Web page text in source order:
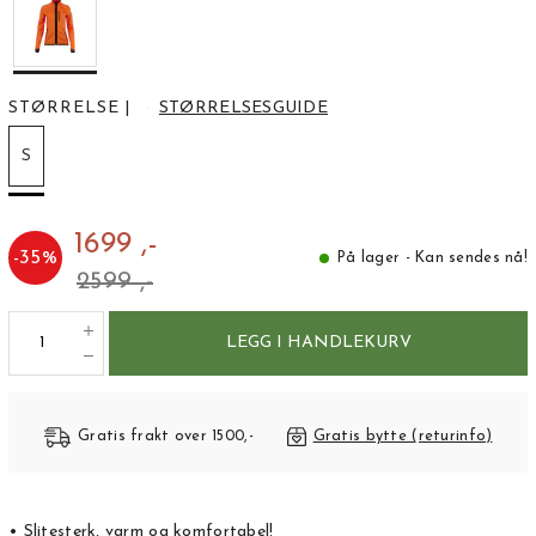
STØRRELSE STØRRELSESGUIDE
S
-35% 1699 ,-
2599 ,-
På lager - Kan sendes nå!
LEGG I HANDLEKURV
Gratis frakt over 1500,- Gratis bytte (returinfo)
• Slitesterk, varm og komfortabel!